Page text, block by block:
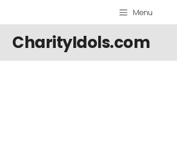
Menu
CharityIdols.com